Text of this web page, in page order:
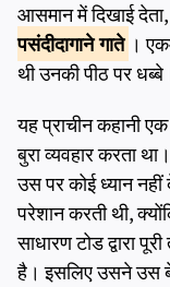
आसमान में दिखाई
पसंदीदागाने गाते ।
थी उनकी पीठ पर
यह प्राचीन कहानी
बुरा व्यवहार करता
उस पर कोई ध्यान
परेशान करती थी,
साधारण टोड द्वारा
है। इसलिए उसने उस